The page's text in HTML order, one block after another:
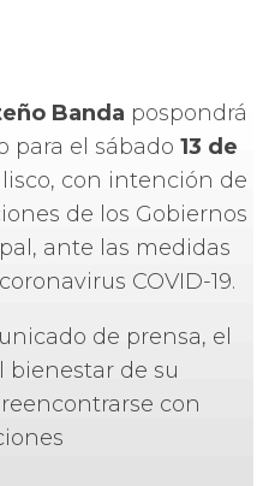
Banda pospondrá
para el sábado 13 de
con intención de
de los Gobiernos
ante las medidas
COVID-19.
de prensa, el
bienestar de su
con